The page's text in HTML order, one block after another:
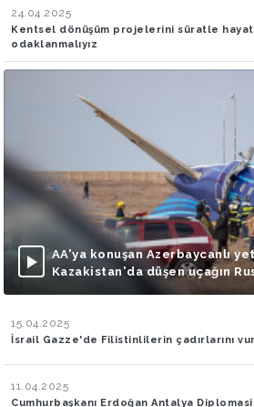
24.04.2025
Kentsel dönüşüm projelerini süratle
odaklanmalıyız
AA'ya konuşan Azerbaycanlı
Kazakistan'da düşen uçağın
iddialarını doğruladı
15.04.2025
İsrail Gazze'de Filistinlilerin çadırlarını
11.04.2025
Cumhurbaşkanı Erdoğan Antalya